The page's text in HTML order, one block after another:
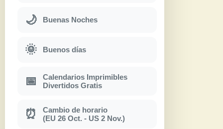
🌙 Buenas Noches
🌞 Buenos días
📅
Calendarios Imprimibles
Divertidos Gratis
⏰
Cambio de horario
(EU 26 Oct. - US 2 Nov.)